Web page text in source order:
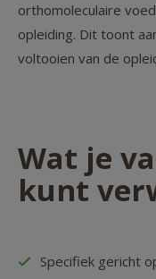
orthomoleculaire
opleiding. Dit toont
voltooien van de
Wat je
kunt
Specifiek gericht